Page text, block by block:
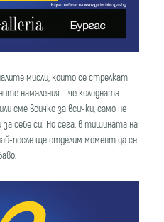
мисли, които се стрелкат
намаления – че коледната
сме всичко за всички, само не
за себе си. Но сега, в тишината на
после ще отделим момент да се